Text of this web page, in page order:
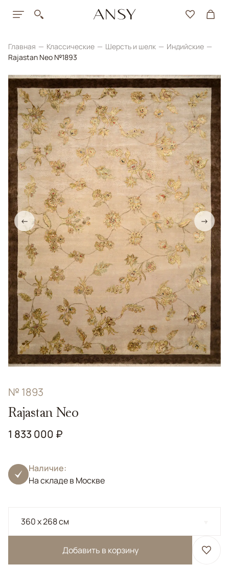
Главная Классические Шерсть и шелк
Индийские
Rajastan Neo №1893
← →
№ 1893
Rajastan Neo
1 833 000 ₽
Наличие:
На складе в Москве
360 x 268 см
Добавить в корзину